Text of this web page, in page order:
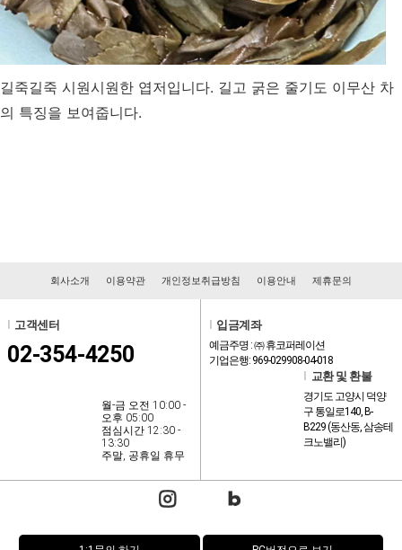
길죽길죽 시원시원한 엽저입니다. 길고 굵은 줄기도 이무산 차
의 특징을 보여줍니다.
회사소개 이용약관 개인정보취급방침 이용안내 제휴문의
고객센터
02-354-4250
월-금 오전 10:00 -
오후 05:00
점심시간 12:30 -
13:30
주말, 공휴일 휴무
입금계좌
예금주명 : ㈜ 휴코퍼레이션
기업은행: 969-029908-04-018
교환 및 환불
경기도 고양시 덕양
구 통일로140, B-
B229 (동산동, 삼송테
크노밸리)